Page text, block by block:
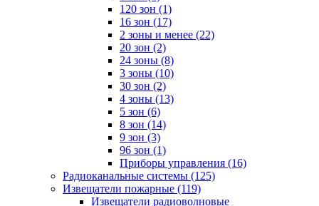
120 зон (1)
16 зон (17)
2 зоны и менее (22)
20 зон (2)
24 зоны (8)
3 зоны (10)
30 зон (2)
4 зоны (13)
5 зон (6)
8 зон (14)
9 зон (3)
96 зон (1)
Приборы управления (16)
Радиоканальные системы (125)
Извещатели пожарные (119)
Извещатели радиоволновые